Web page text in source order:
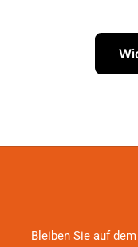
Bleiben Sie auf